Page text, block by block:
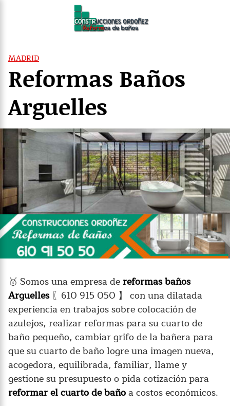
MADRID
Reformas Baños
Arguelles
🥇 Somos una empresa dereformas baños
Arguelles〖610 915 050 】 con una dilatada
experiencia en trabajos sobre colocación de
azulejos, realizar reformas para su cuarto de
baño pequeño, cambiar grifo de la bañera para
que su cuarto de baño logre una imagen nueva,
acogedora, equilibrada, familiar, llame y
gestione su presupuesto o pida cotización para
reformar el cuarto de bañoa costos económicos.